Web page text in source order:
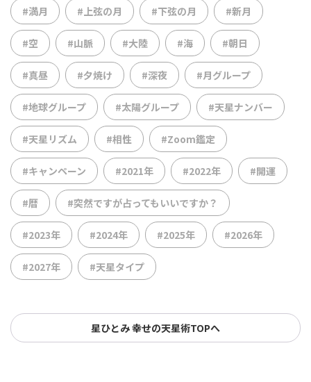
#満月 #上弦の月 #下弦の月 #新月
#空 #山脈 #大陸 #海 #朝日
#真昼 #夕焼け #深夜 #月グループ
#地球グループ #太陽グループ #天星ナンバー
#天星リズム #相性 #Zoom鑑定
#キャンペーン #2021年 #2022年 #開運
#暦 #突然ですが占ってもいいですか？
#2023年 #2024年 #2025年 #2026年
#2027年 #天星タイプ
星ひとみ 幸せの天星術TOPへ